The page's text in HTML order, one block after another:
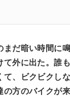
まだ暗い時間に
て外に出た。誰
て、ビクビクし
の方のバイクが来